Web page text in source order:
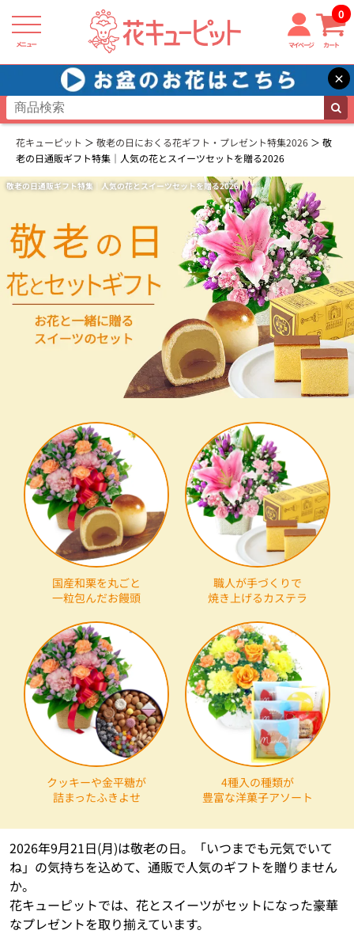
メニュー マイページ カート
0
×
花キューピット 敬老の日におくる花ギフト・プレゼント特集2026
敬
老の日通販ギフト特集｜人気の花とスイーツセットを贈る2026
敬老の日通販ギフト特集｜人気の花とスイーツセットを贈る2026
国産和栗を丸ごと
一粒包んだお饅頭
職人が手づくりで
焼き上げるカステラ
クッキーや金平糖が
詰まったふきよせ
4種入の種類が
豊富な洋菓子アソート
2026年9月21日(月)は敬老の日。「いつまでも元気でいて
ね」の気持ちを込めて、通販で人気のギフトを贈りません
か。
花キューピットでは、花とスイーツがセットになった豪華
なプレゼントを取り揃えています。